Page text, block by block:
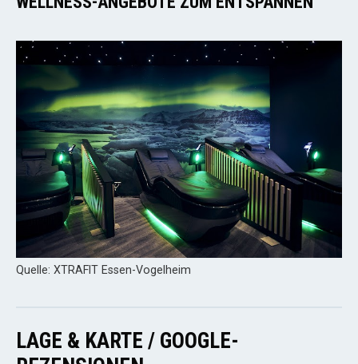
Quelle: XTRAFIT Essen-Vogelheim
LAGE & KARTE / GOOGLE-